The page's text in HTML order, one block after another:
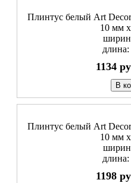
Плинтус белый Art
10 мм
1134
В
Плинтус белый Art
10 мм
1198